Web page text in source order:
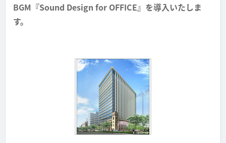
BGM『Sound Design for OFFICE』を導入いたしま
す。